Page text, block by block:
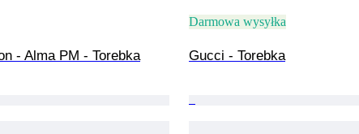
- Alma PM - Torebka
Darmowa wysyłka
Gucci - Torebka